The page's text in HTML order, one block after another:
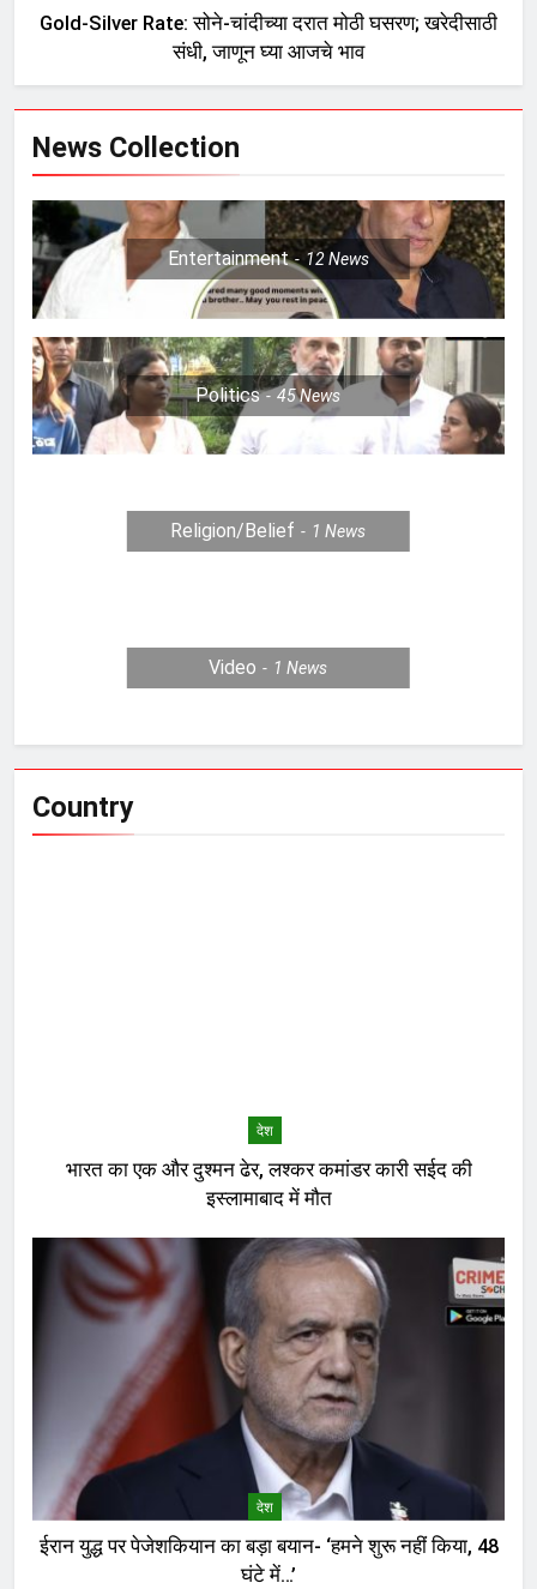
Gold-Silver Rate: सोने-चांदीच्या दरात मोठी घसरण; खरेदीसाठी
संधी, जाणून घ्या आजचे भाव
News Collection
Entertainment 12News
Politics 45News
Religion/Belief 1News
Video 1News
Country
देश
भारत का एक और दुश्मन ढेर, लश्कर कमांडर कारी सईद की
इस्लामाबाद में मौत
देश
ईरान युद्ध पर पेजेशकियान का बड़ा बयान- ‘हमने शुरू नहीं किया, 48
घंटे में…’